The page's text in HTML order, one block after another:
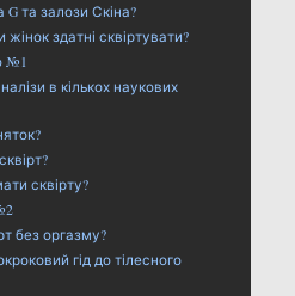
G та залози Скіна?
здатні сквіртувати?
№1
в кількох наукових
сквірту?
без оргазму?
гід до тілесного